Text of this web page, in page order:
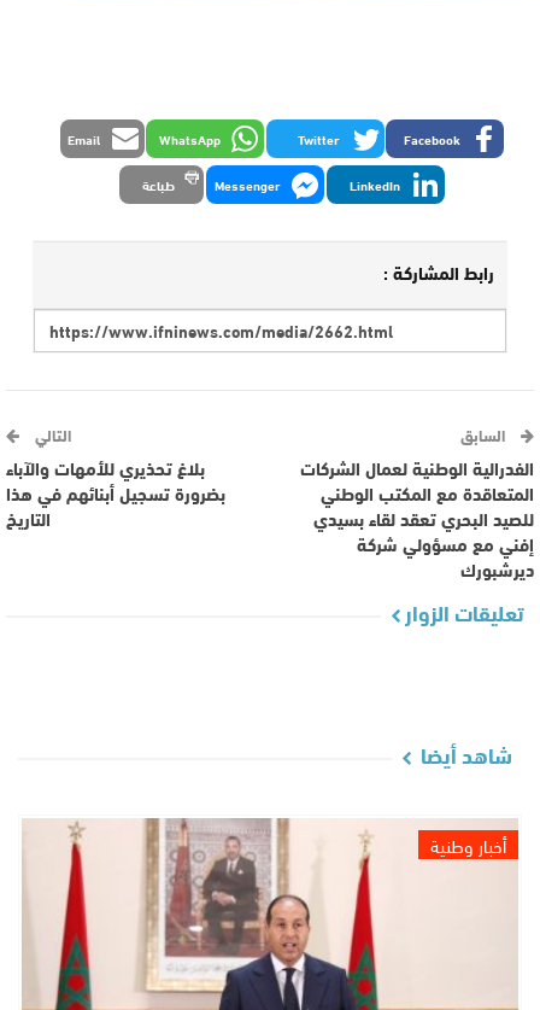
Facebook
Twitter
WhatsApp
Email
LinkedIn
Messenger طباعة
رابط المشاركة :
السابق
الفدرالية الوطنية لعمال الشركات
المتعاقدة مع المكتب الوطني
للصيد البحري تعقد لقاء بسيدي
إفني مع مسؤولي شركة
ديرشبورك
التالي
بلاغ تحذيري للأمهات والآباء
بضرورة تسجيل أبنائهم في هذا
التاريخ
تعليقات الزوار
شاهد أيضا
أخبار وطنية